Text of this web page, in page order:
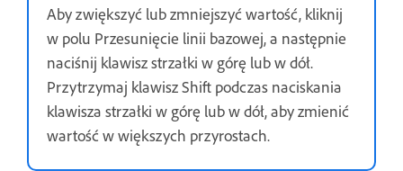
Aby zwiększyć lub zmniejszyć wartość, kliknij
w polu Przesunięcie linii bazowej, a następnie
naciśnij klawisz strzałki w górę lub w dół.
Przytrzymaj klawisz Shift podczas naciskania
klawisza strzałki w górę lub w dół, aby zmienić
wartość w większych przyrostach.